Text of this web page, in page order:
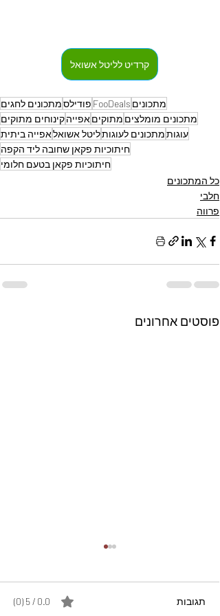
קרדיט לליטל אשואל
מתכונים FooDeals פודילסמתכונים לחגים
מתכונים מומלצים מתוקיםאפייהקינוחים מתוקים
עוגותמתכונים לעוגותליטל אשואלאפייה ביתית
חיתוכיות פקאן שחובה ליד הקפה
חיתוכיות פקאן בטעם חלומי
כל המתכונים
חלבי
פרווה
פוסטים אחרונים
תגובות 0.0 / 5 ‏(0)